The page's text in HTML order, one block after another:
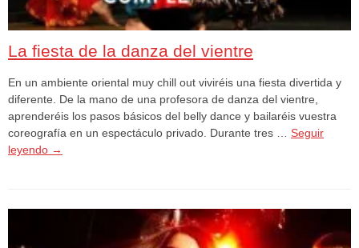
La fiesta de la danza del vientre
En un ambiente oriental muy chill out viviréis una fiesta divertida y
diferente. De la mano de una profesora de danza del vientre,
aprenderéis los pasos básicos del belly dance y bailaréis vuestra
coreografía en un espectáculo privado. Durante tres … Seguir
leyendo →